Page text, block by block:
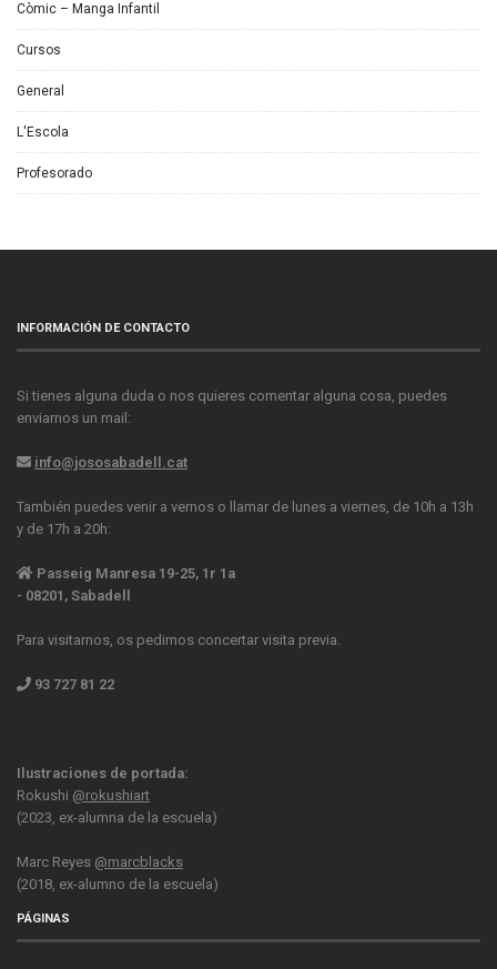
Còmic – Manga Infantil
Cursos
General
L'Escola
Profesorado
INFORMACIÓN DE CONTACTO
Si tienes alguna duda o nos quieres comentar alguna cosa, puedes
enviarnos un mail:
info@jososabadell.cat
También puedes venir a vernos o llamar de lunes a viernes, de 10h a 13h
y de 17h a 20h:
Passeig Manresa 19-25, 1r 1a
- 08201, Sabadell
Para visitarnos, os pedimos concertar visita previa.
93 727 81 22
Ilustraciones de portada:
Rokushi @rokushiart
(2023, ex-alumna de la escuela)
Marc Reyes @marcblacks
(2018, ex-alumno de la escuela)
PÁGINAS